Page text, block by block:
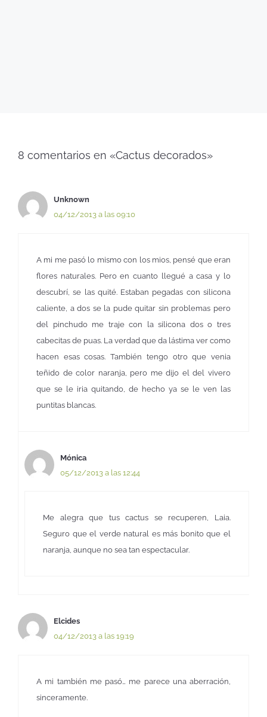
8 comentarios en «Cactus decorados»
Unknown
04/12/2013 a las 09:10
A mi me pasó lo mismo con los mios, pensé que eran
flores naturales. Pero en cuanto llegué a casa y lo
descubrí, se las quité. Estaban pegadas con silicona
caliente, a dos se la pude quitar sin problemas pero
del pinchudo me traje con la silicona dos o tres
cabecitas de puas. La verdad que da lástima ver como
hacen esas cosas. También tengo otro que venia
teñido de color naranja, pero me dijo el del vivero
que se le iria quitando, de hecho ya se le ven las
puntitas blancas.
Mónica
05/12/2013 a las 12:44
Me alegra que tus cactus se recuperen, Laia.
Seguro que el verde natural es más bonito que el
naranja, aunque no sea tan espectacular.
Elcides
04/12/2013 a las 19:19
A mi también me pasó… me parece una aberración,
sinceramente.